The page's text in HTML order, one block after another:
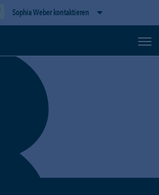
Sophia Weber kontaktieren